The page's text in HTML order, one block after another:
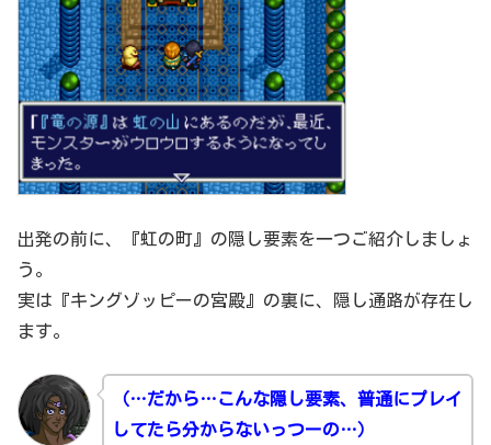
出発の前に、『虹の町』の隠し要素を一つご紹介しましょ
う。
実は『キングゾッピーの宮殿』の裏に、隠し通路が存在し
ます。
（…だから…こんな隠し要素、普通にプレイ
してたら分からないっつーの…）